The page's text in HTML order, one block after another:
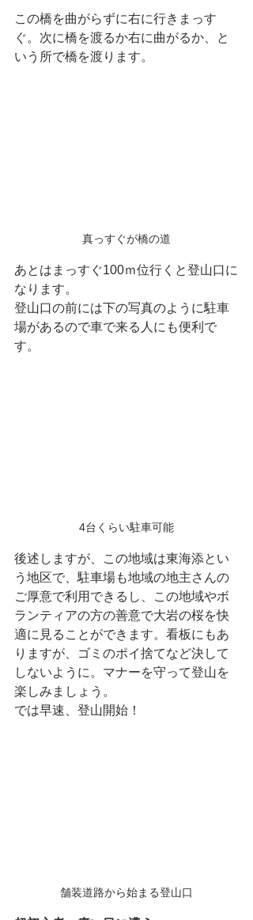
この橋を曲がらずに右に行きまっす
ぐ。次に橋を渡るか右に曲がるか、と
いう所で橋を渡ります。
真っすぐが橋の道
あとはまっすぐ100ｍ位行くと登山口に
なります。
登山口の前には下の写真のように駐車
場があるので車で来る人にも便利で
す。
4台くらい駐車可能
後述しますが、この地域は東海添とい
う地区で、駐車場も地域の地主さんの
ご厚意で利用できるし、この地域やボ
ランティアの方の善意で大岩の桜を快
適に見ることができます。看板にもあ
りますが、ゴミのポイ捨てなど決して
しないように。マナーを守って登山を
楽しみましょう。
では早速、登山開始！
舗装道路から始まる登山口